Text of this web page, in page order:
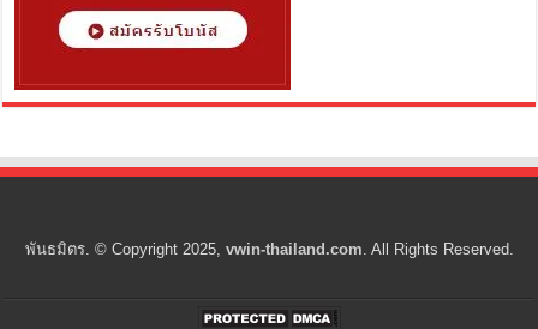
พันธมิตร. © Copyright 2025, vwin-thailand.com. All Rights Reserved.